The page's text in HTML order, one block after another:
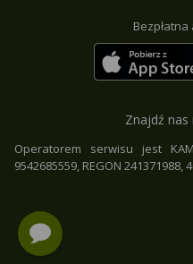
Znajdź nas
Operatorem serwisu jest
9542685559, REGON